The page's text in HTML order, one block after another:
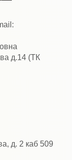
д.14 (ТК
д. 2 каб 509